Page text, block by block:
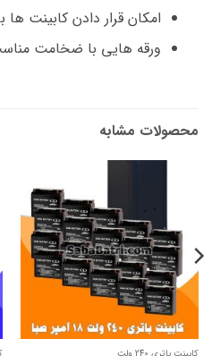
امکان قرار دادن کابینت
ورقه هایی با ضخامت
محصولات مشابه